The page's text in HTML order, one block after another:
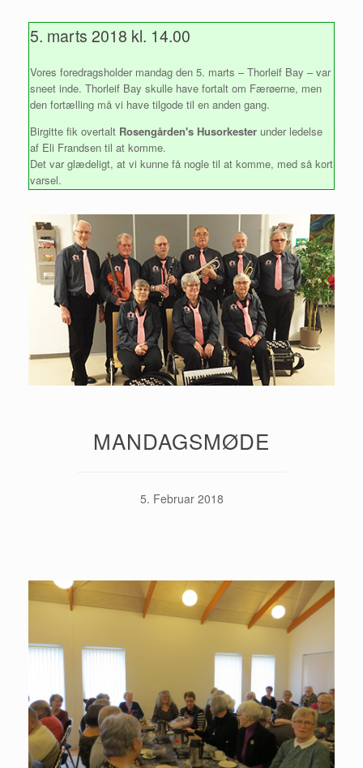
5. marts 2018 kl. 14.00
Vores foredragsholder mandag den 5. marts – Thorleif Bay – var
sneet inde. Thorleif Bay skulle have fortalt om Færøerne, men
den fortælling må vi have tilgode til en anden gang.
Birgitte fik overtalt Rosengården's Husorkester under ledelse
af Eli Frandsen til at komme.
Det var glædeligt, at vi kunne få nogle til at komme, med så kort
varsel.
MANDAGSMØDE
5. Februar 2018